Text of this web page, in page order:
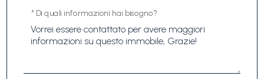
* Di quali informazioni hai bisogno?